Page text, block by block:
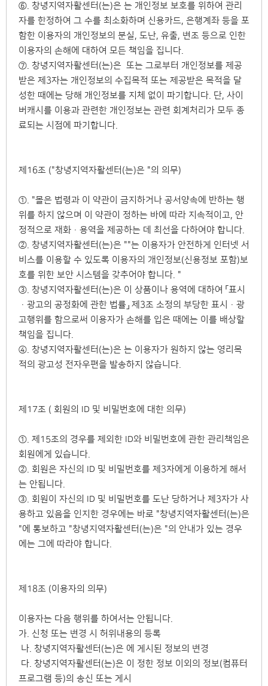
⑥. 창녕지역자활센터(는)은 는 개인정보 보호를 위하여 관리
자를 한정하여 그 수를 최소화하며 신용카드, 은행계좌 등을 포
함한 이용자의 개인정보의 분실, 도난, 유출, 변조 등으로 인한
이용자의 손해에 대하여 모든 책임을 집니다.
⑦. 창녕지역자활센터(는)은 또는 그로부터 개인정보를 제공
받은 제3자는 개인정보의 수집목적 또는 제공받은 목적을 달
성한 때에는 당해 개인정보를 지체 없이 파기합니다. 단, 사이
버캐시를 이용과 관련한 개인정보는 관련 회계처리가 모두 종
료되는 시점에 파기합니다.
제16조 ("창녕지역자활센터(는)은 "의 의무)
①. "몰은 법령과 이 약관이 금지하거나 공서양속에 반하는 행
위를 하지 않으며 이 약관이 정하는 바에 따라 지속적이고, 안
정적으로 재화·용역을 제공하는 데 최선을 다하여야 합니다.
②. 창녕지역자활센터(는)은 ""는 이용자가 안전하게 인터넷 서
비스를 이용할 수 있도록 이용자의 개인정보(신용정보 포함)보
호를 위한 보안 시스템을 갖추어야 합니다. "
③. 창녕지역자활센터(는)은 이 상품이나 용역에 대하여 「표시
·광고의 공정화에 관한 법률」 제3조 소정의 부당한 표시·광
고행위를 함으로써 이용자가 손해를 입은 때에는 이를 배상할
책임을 집니다.
④. 창녕지역자활센터(는)은 는 이용자가 원하지 않는 영리목
적의 광고성 전자우편을 발송하지 않습니다.
제17조 ( 회원의 ID 및 비밀번호에 대한 의무)
①. 제15조의 경우를 제외한 ID와 비밀번호에 관한 관리책임은
회원에게 있습니다.
②. 회원은 자신의 ID 및 비밀번호를 제3자에게 이용하게 해서
는 안됩니다.
③. 회원이 자신의 ID 및 비밀번호를 도난 당하거나 제3자가 사
용하고 있음을 인지한 경우에는 바로 "창녕지역자활센터(는)은
"에 통보하고 "창녕지역자활센터(는)은 "의 안내가 있는 경우
에는 그에 따라야 합니다.
제18조 (이용자의 의무)
이용자는 다음 행위를 하여서는 안됩니다.
가. 신청 또는 변경 시 허위내용의 등록
나. 창녕지역자활센터(는)은 에 게시된 정보의 변경
다. 창녕지역자활센터(는)은 이 정한 정보 이외의 정보(컴퓨터
프로그램 등)의 송신 또는 게시